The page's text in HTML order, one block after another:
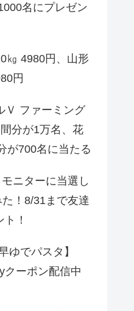
名にプレゼン
㎏ 4980円、山形
円
Ｖ ファーミング
分が1万名、花
が700名に当たる
ニターに当選し
！8/31まで友達
！
ゆでパスタ】
クーポン配信中